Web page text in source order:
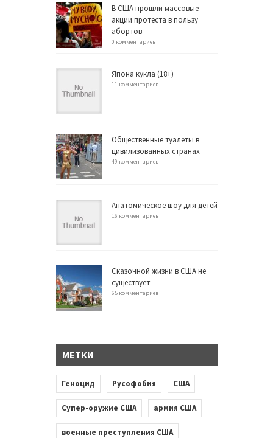
В США прошли массовые
акции протеста в пользу
абортов
0 комментариев
Япона кукла (18+)
11 комментариев
Общественные туалеты в
цивилизованных странах
49 комментариев
Анатомическое шоу для детей
16 комментариев
Сказочной жизни в США не
существует
65 комментариев
МЕТКИ
Геноцид Русофобия США
Супер-оружие США армия США
военные преступления США